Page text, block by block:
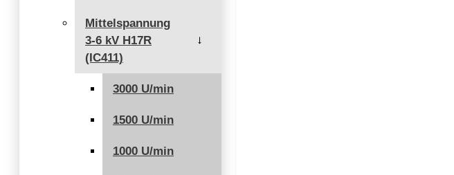
Mittelspannung
3-6 kV H17R
(IC411)
→
3000 U/min
1500 U/min
1000 U/min